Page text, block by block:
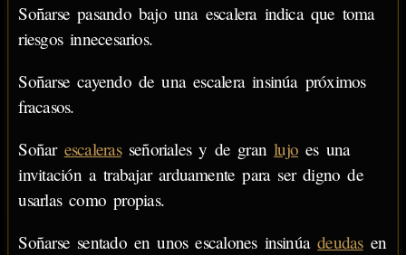
Soñarse pasando bajo una escalera indica que toma
riesgos innecesarios.
Soñarse cayendo de una escalera insinúa próximos
fracasos.
Soñar escalerasseñoriales y de granlujo es una
invitación a trabajar arduamente para ser digno de
usarlas como propias.
Soñarse sentado en unos escalones insinúadeudasen